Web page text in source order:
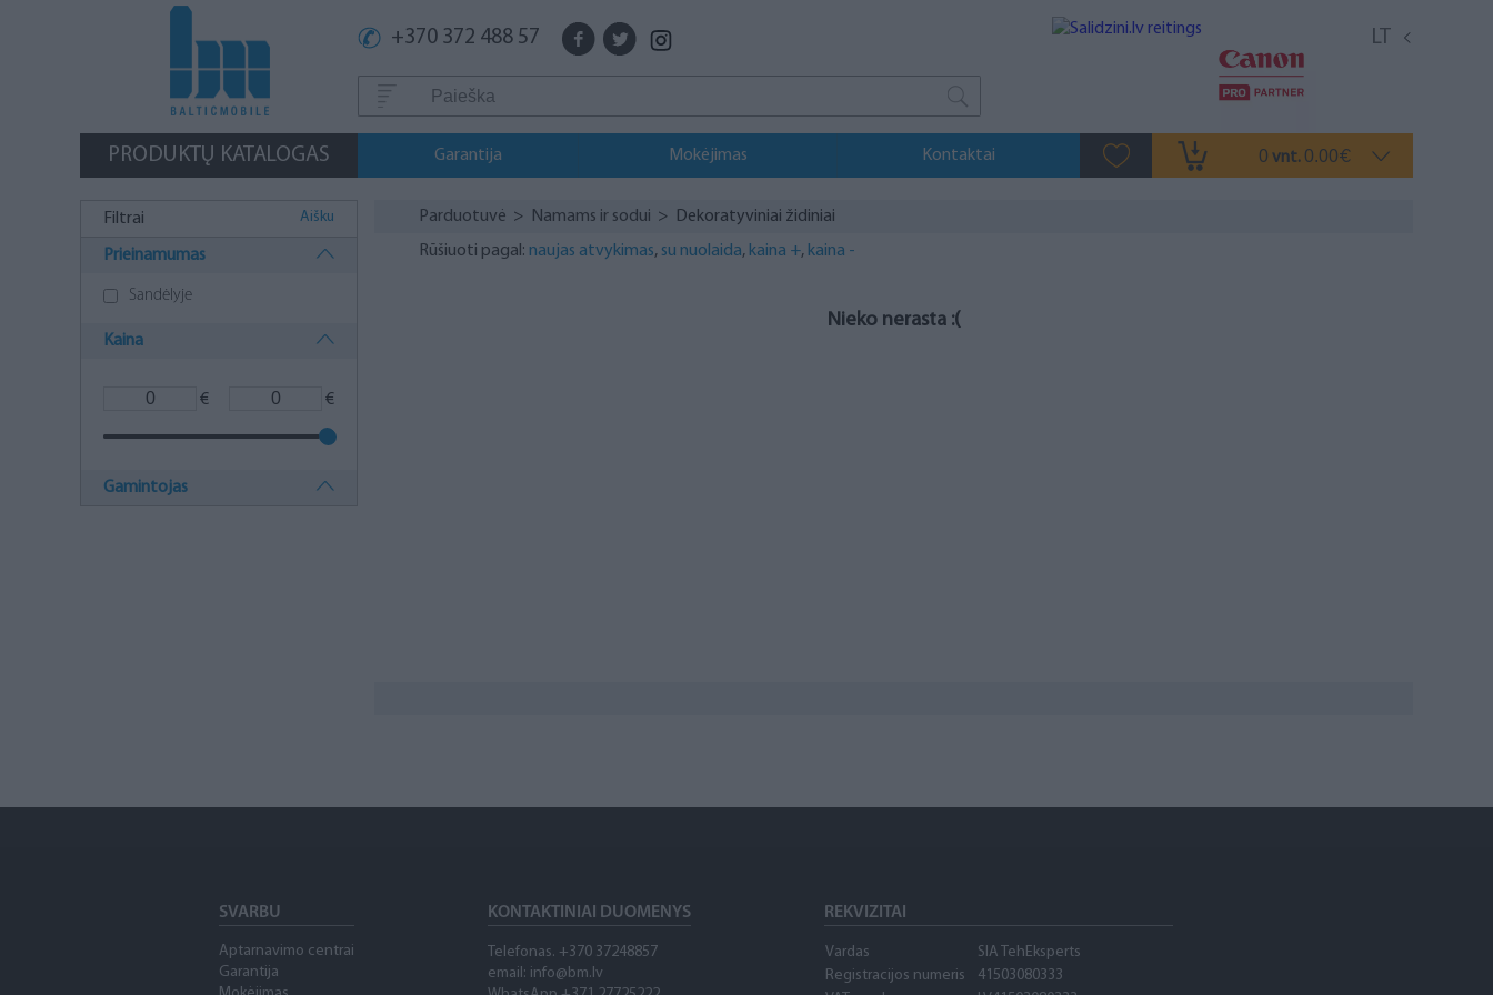
+370 372 488 57 LT
PRODUKTŲ KATALOGAS Garantija Mokėjimas Kontaktai 0 vnt. 0.00€
Filtrai Aišku
Prieinamumas
Sandėlyje
Kaina
€ €
Gamintojas
Parduotuvė > Namams ir sodui > Dekoratyviniai židiniai
Rūšiuoti pagal: naujas atvykimas, su nuolaida, kaina +, kaina -
Nieko nerasta :(
SVARBU
Aptarnavimo centrai
Garantija
KONTAKTINIAI DUOMENYS
Telefonas. +370 37248857
email: info@bm.lv
REKVIZITAI
Vardas
SIA TehEksperts
Registracijos numeris
41503080333